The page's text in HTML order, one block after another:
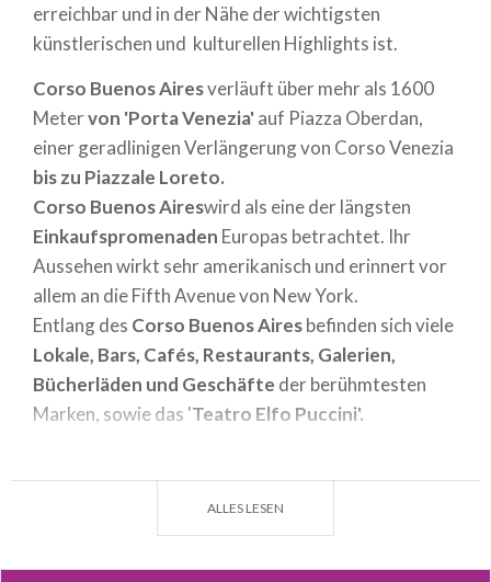
erreichbar und in der Nähe der wichtigsten
künstlerischen und kulturellen Highlights ist.
Corso Buenos Airesverläuft über mehr als 1600
Metervon 'Porta Venezia'auf Piazza Oberdan,
einer geradlinigen Verlängerung von Corso Venezia
bis zu Piazzale Loreto.
Corso Buenos Aireswird als eine der längsten
Einkaufspromenaden Europas betrachtet. Ihr
Aussehen wirkt sehr amerikanisch und erinnert vor
allem an die Fifth Avenue von New York.
Entlang des Corso Buenos Airesbefinden sich viele
Lokale, Bars, Cafés, Restaurants, Galerien,
Bücherläden und Geschäfte der berühmtesten
Marken, sowie das 'Teatro Elfo Puccini'.
Santa Maria die Loreto,Corso Loreto.Sie wurde
allerdings abgerissen und zu einem
ALLES LESEN